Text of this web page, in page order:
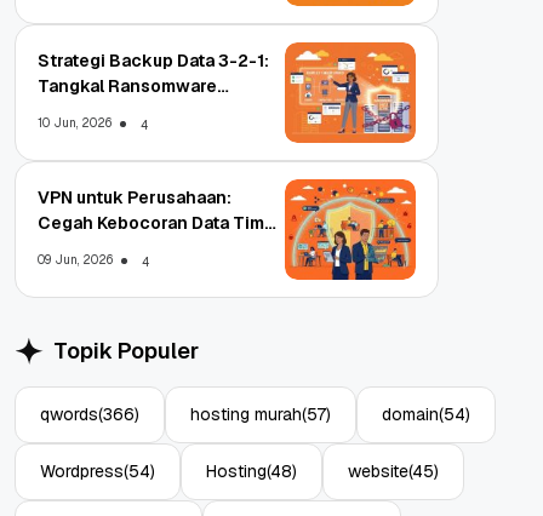
Strategi Backup Data 3-2-1:
Tangkal Ransomware
10 Jun, 2026 4
VPN untuk Perusahaan:
Cegah Kebocoran Data Tim
09 Jun, 2026 4
Topik Populer
qwords(366) hosting murah(57) domain(54)
Wordpress(54) Hosting(48) website(45)